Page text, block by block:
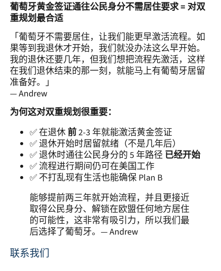
葡萄牙黄金签证通往公民身分不需居住要求 = 对双
重规划最合适
「葡萄牙不需要居住，让我们能更早激活流程。如
果等到我退休才开始，我们就没办法这么早开始。
我的退休还要几年，但我们想把流程先激活，这样
在我们退休结束的那一刻，就能马上有葡萄牙居留
准备好。」
— Andrew
为何这对双重规划很重要：
✅ 在退休 前2-3 年就能激活黄金签证
✅ 退休开始时居留就绪（不是几年后）
✅ 退休时通往公民身分的 5 年路径 已经开始
✅ 流程进行期间仍可在美国工作
✅ 不打乱现有生活也能确保 Plan B
能够提前两三年就开始流程，并且更接近
取得公民身分、解锁在欧盟任何地方居住
的可能性，这非常有吸引力，所以我们最
后选择了葡萄牙。— Andrew
联系我们